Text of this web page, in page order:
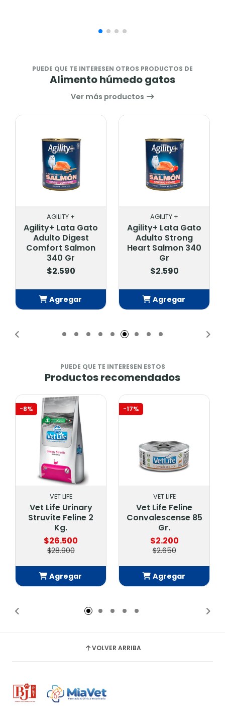
PUEDE QUE TE INTERESEN OTROS PRODUCTOS DE
Alimento húmedo gatos
Ver más productos
AGILITY +
Agility+ Lata Gato
Adulto Digest
Comfort Salmon
340 Gr
$2.590
Agregar
AGILITY +
Agility+ Lata Gato
Adulto Strong
Heart Salmon 340
Gr
$2.590
Agregar
PUEDE QUE TE INTERESEN ESTOS
Productos recomendados
-8%
VET LIFE
Vet Life Urinary
Struvite Feline 2
Kg.
$26.500
$28.900
Agregar
-17%
VET LIFE
Vet Life Feline
Convalescense 85
Gr.
$2.200
$2.650
Agregar
VOLVER ARRIBA